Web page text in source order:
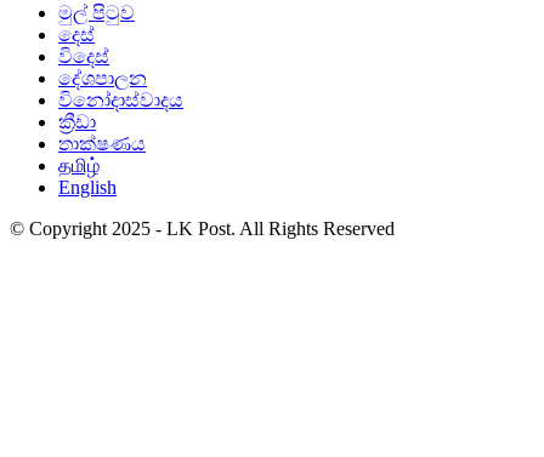
මුල් පිටුව
දෙස්
විදෙස්
දේශපාලන
විනෝදාස්වාදය
ක්‍රීඩා
තාක්ෂණය
தமிழ்
English
© Copyright 2025 - LK Post. All Rights Reserved